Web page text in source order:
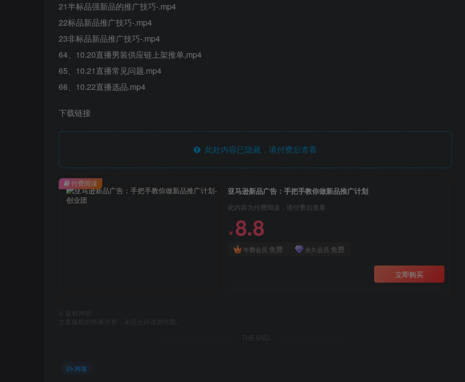
21半标品强新品的推广技巧-.mp4
22标品新品推广技巧-.mp4
23非标品新品推广技巧-.mp4
64、10.20直播男装供应链上架推单,mp4
65、10.21直播常见问题.mp4
66、10.22直播选品.mp4
下载链接
此处内容已隐藏，请付费后查看
亚马逊新品广告：手把手教你做新品推广计划
此内容为付费阅读，请付费后查看
￥ 8.8
年费会员 免费 永久会员 免费
立即购买
付费阅读
版权声明
文章版权归作者所有，未经允许请勿转载。
THE END
跨境